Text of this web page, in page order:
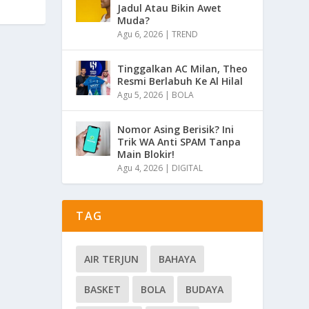
Jadul Atau Bikin Awet
Muda?
Agu 6, 2026 |TREND
Tinggalkan AC Milan, Theo
Resmi Berlabuh Ke Al Hilal
Agu 5, 2026 | BOLA
Nomor Asing Berisik? Ini
Trik WA Anti SPAM Tanpa
Main Blokir!
Agu 4, 2026 | DIGITAL
TAG
AIR TERJUN BAHAYA
BASKET BOLA BUDAYA